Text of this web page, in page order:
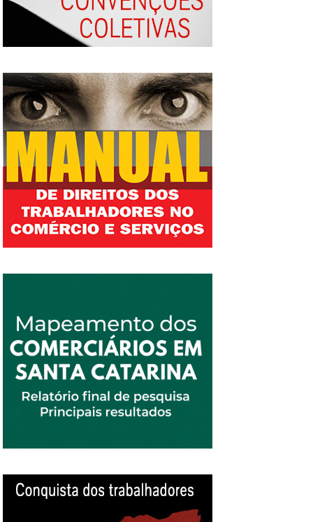
Nós temos muito ainda o que avançar para
que uma pessoa negra seja tratada na
sociedade brasileira em igualdade de
ranço da casa grande e da senzala.
Acreditamos que as dificuldades encontradas
hoje pela população negra são reflexos do
sistema escravocrata colonial brasileiro.
Porém, nos últimos anos, foram registrados
avanços em virtude do crescimento de
movimentos sociais e da construção e
implantação de políticas públicas voltadas
para os negros. Além do estatuto da igualdade
racial, a política nacional de cotas é um dos
principais avanços ao longo dos anos. Na
mostrado cada vez mais forte, pessoas são
reduzidas por causa da cor da pele. Outro
dado alarmante foi demonstrado no Mapa da
Violência 2015, que apontou um aumento de
54% no índice de assassinatos de negras entre
para 2.875, em 2013. No mesmo período, a
quantidade anual de homicídios de mulheres
1.576, em 2013. A pergunta que fica no ar é,
ou um mal-entendido? Quando o racismo
passará realmente a ser considerado crime no
Brasil? Somente a nossa luta fará essa